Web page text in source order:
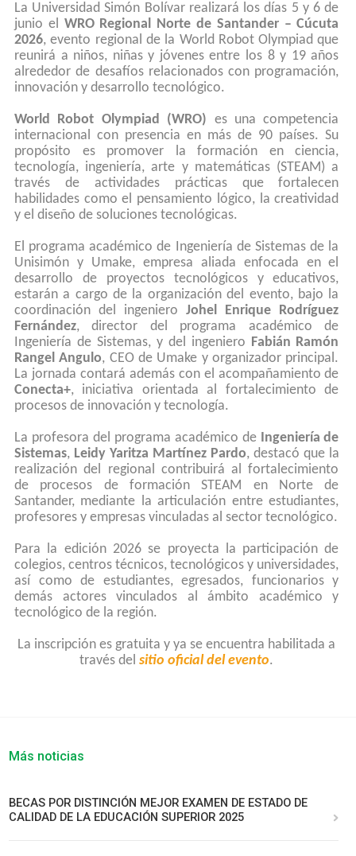
La Universidad Simón Bolívar realizará los días 5 y 6 de
junio el WRO Regional Norte de Santander – Cúcuta
2026, evento regional de la World Robot Olympiad que
reunirá a niños, niñas y jóvenes entre los 8 y 19 años
alrededor de desafíos relacionados con programación,
innovación y desarrollo tecnológico.
World Robot Olympiad (WRO) es una competencia
internacional con presencia en más de 90 países. Su
propósito es promover la formación en ciencia,
tecnología, ingeniería, arte y matemáticas (STEAM) a
través de actividades prácticas que fortalecen
habilidades como el pensamiento lógico, la creatividad
y el diseño de soluciones tecnológicas.
El programa académico de Ingeniería de Sistemas de la
Unisimón y Umake, empresa aliada enfocada en el
desarrollo de proyectos tecnológicos y educativos,
estarán a cargo de la organización del evento, bajo la
coordinación del ingenieroJohel Enrique Rodríguez
Fernández, director del programa académico de
Ingeniería de Sistemas, y del ingeniero Fabián Ramón
Rangel Angulo, CEO de Umake y organizador principal.
La jornada contará además con el acompañamiento de
Conecta+, iniciativa orientada al fortalecimiento de
procesos de innovación y tecnología.
La profesora del programa académico de Ingeniería de
Sistemas, Leidy Yaritza Martínez Pardo, destacó que la
realización del regional contribuirá al fortalecimiento
de procesos de formación STEAM en Norte de
Santander, mediante la articulación entre estudiantes,
profesores y empresas vinculadas al sector tecnológico.
Para la edición 2026 se proyecta la participación de
colegios, centros técnicos, tecnológicos y universidades,
así como de estudiantes, egresados, funcionarios y
demás actores vinculados al ámbito académico y
tecnológico de la región.
La inscripción es gratuita y ya se encuentra habilitada a
través delsitio oficial del evento.
Más noticias
BECAS POR DISTINCIÓN MEJOR EXAMEN DE ESTADO DE
CALIDAD DE LA EDUCACIÓN SUPERIOR 2025